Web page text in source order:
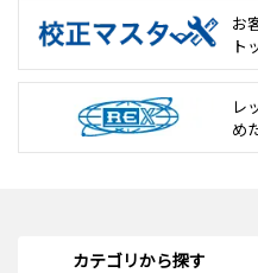
お
ト
レ
め
カテゴリから探す